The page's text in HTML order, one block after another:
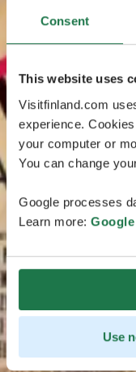
Consent
This website uses
Visitfinland.com
experience.
your computer or
You can change
Google processes
Learn more:
Use